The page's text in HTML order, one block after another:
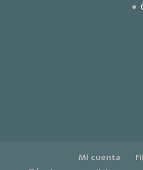
Mi cuenta